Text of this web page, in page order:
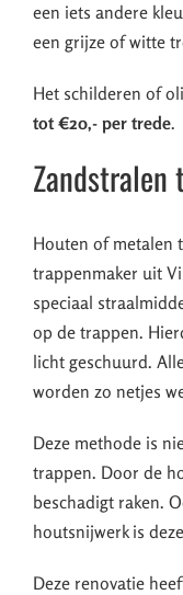
een iets andere
een grijze of witte
Het schilderen of
tot €20,- per trede.
Zandstralen
Houten of metalen
trappenmaker uit
speciaal
op de trappen.
licht geschuurd.
worden zo netjes
Deze methode is
trappen. Door de
beschadigt raken.
houtsnijwerk is
Deze renovatie